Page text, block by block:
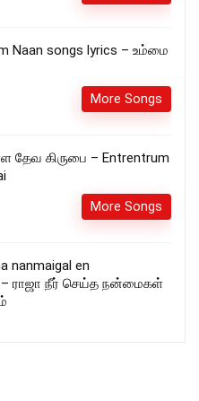
Naan songs lyrics – உம்மை
More Songs
தேவ கிருபை – Entrentrum
More Songs
nanmaigal en
– ராஜா நீர் செய்த நன்மைகள்